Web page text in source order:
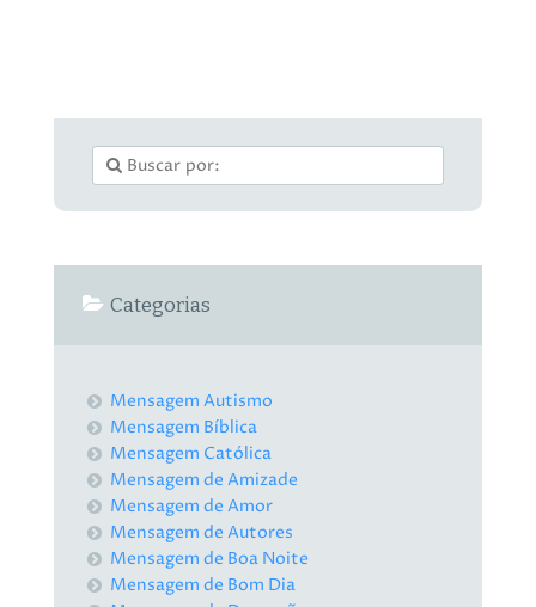
Categorias
Mensagem Autismo
Mensagem Bíblica
Mensagem Católica
Mensagem de Amizade
Mensagem de Amor
Mensagem de Autores
Mensagem de Boa Noite
Mensagem de Bom Dia